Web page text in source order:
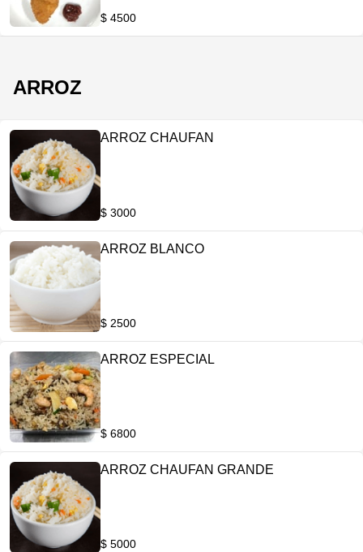
$ 4500
ARROZ
ARROZ CHAUFAN
$ 3000
ARROZ BLANCO
$ 2500
ARROZ ESPECIAL
$ 6800
ARROZ CHAUFAN GRANDE
$ 5000